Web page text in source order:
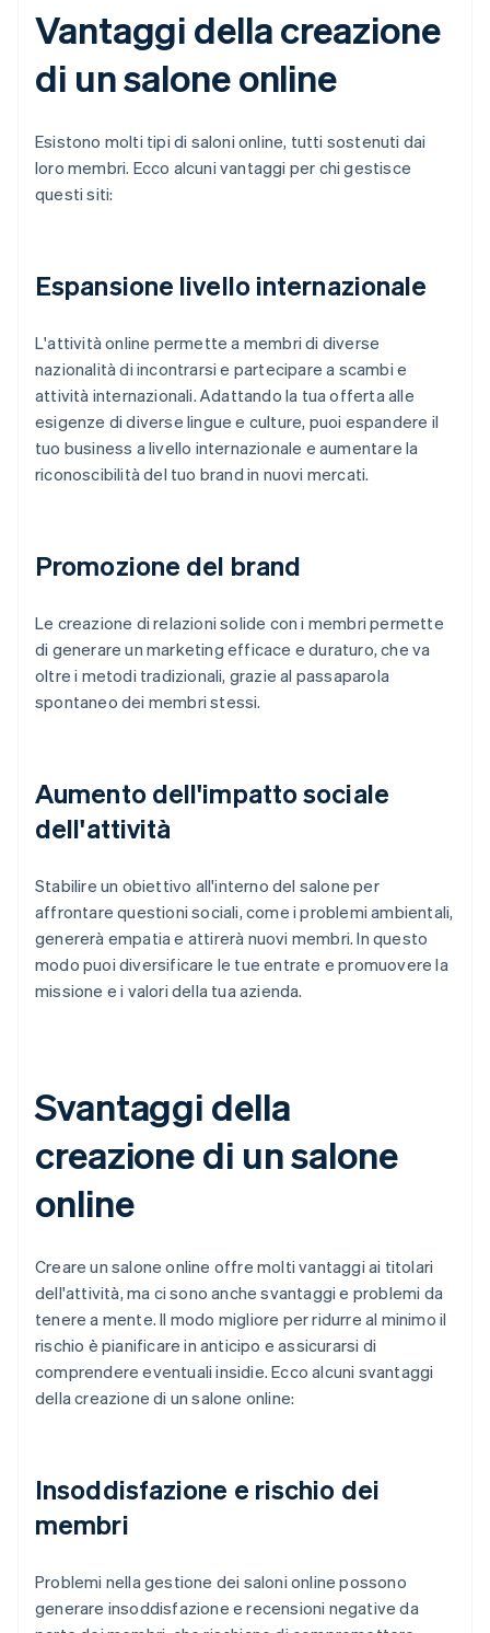
Vantaggi della creazione
di un salone online
Esistono molti tipi di saloni online, tutti sostenuti dai
loro membri. Ecco alcuni vantaggi per chi gestisce
questi siti:
Espansione livello internazionale
L'attività online permette a membri di diverse
nazionalità di incontrarsi e partecipare a scambi e
attività internazionali. Adattando la tua offerta alle
esigenze di diverse lingue e culture, puoi espandere il
tuo business a livello internazionale e aumentare la
riconoscibilità del tuo brand in nuovi mercati.
Promozione del brand
Le creazione di relazioni solide con i membri permette
di generare un marketing efficace e duraturo, che va
oltre i metodi tradizionali, grazie al passaparola
spontaneo dei membri stessi.
Aumento dell'impatto sociale
dell'attività
Stabilire un obiettivo all'interno del salone per
affrontare questioni sociali, come i problemi ambientali,
genererà empatia e attirerà nuovi membri. In questo
modo puoi diversificare le tue entrate e promuovere la
missione e i valori della tua azienda.
Svantaggi della
creazione di un salone
online
Creare un salone online offre molti vantaggi ai titolari
dell'attività, ma ci sono anche svantaggi e problemi da
tenere a mente. Il modo migliore per ridurre al minimo il
rischio è pianificare in anticipo e assicurarsi di
comprendere eventuali insidie. Ecco alcuni svantaggi
della creazione di un salone online:
Insoddisfazione e rischio dei
membri
Problemi nella gestione dei saloni online possono
generare insoddisfazione e recensioni negative da